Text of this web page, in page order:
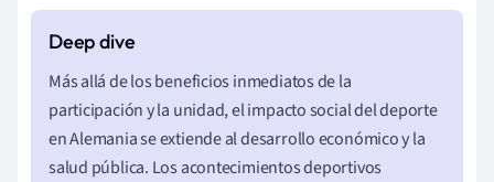
Más allá de los beneficios inmediatos de la
participación y la unidad, el impacto social del deporte
en Alemania se extiende al desarrollo económico y la
salud pública. Los acontecimientos deportivos